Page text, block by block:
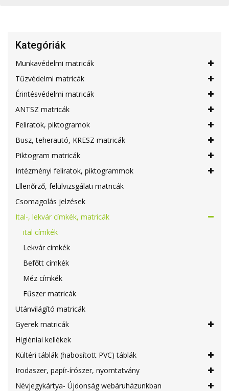
Kategóriák
Munkavédelmi matricák
Tűzvédelmi matricák
Érintésvédelmi matricák
ANTSZ matricák
Feliratok, piktogramok
Busz, teherautó, KRESZ matricák
Piktogram matricák
Intézményi feliratok, piktogrammok
Ellenőrző, felülvizsgálati matricák
Csomagolás jelzések
Ital-, lekvár címkék, matricák
ital címkék
Lekvár címkék
Befőtt címkék
Méz címkék
Fűszer matricák
Utánvilágító matricák
Gyerek matricák
Higiéniai kellékek
Kültéri táblák (habosított PVC) táblák
Irodaszer, papír-írószer, nyomtatvány
Névjegykártya- Újdonság webáruházunkban